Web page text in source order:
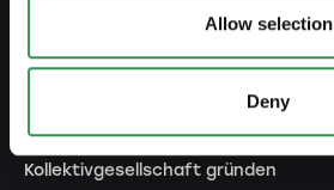
Allow selection
Deny
Kollektivgesellschaft gründen